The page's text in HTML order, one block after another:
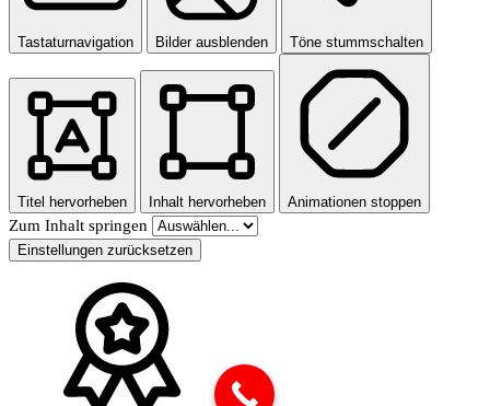
Tastaturnavigation Bilder ausblenden Töne stummschalten
Titel hervorheben Inhalt hervorheben Animationen stoppen
Zum Inhalt springen
Einstellungen zurücksetzen